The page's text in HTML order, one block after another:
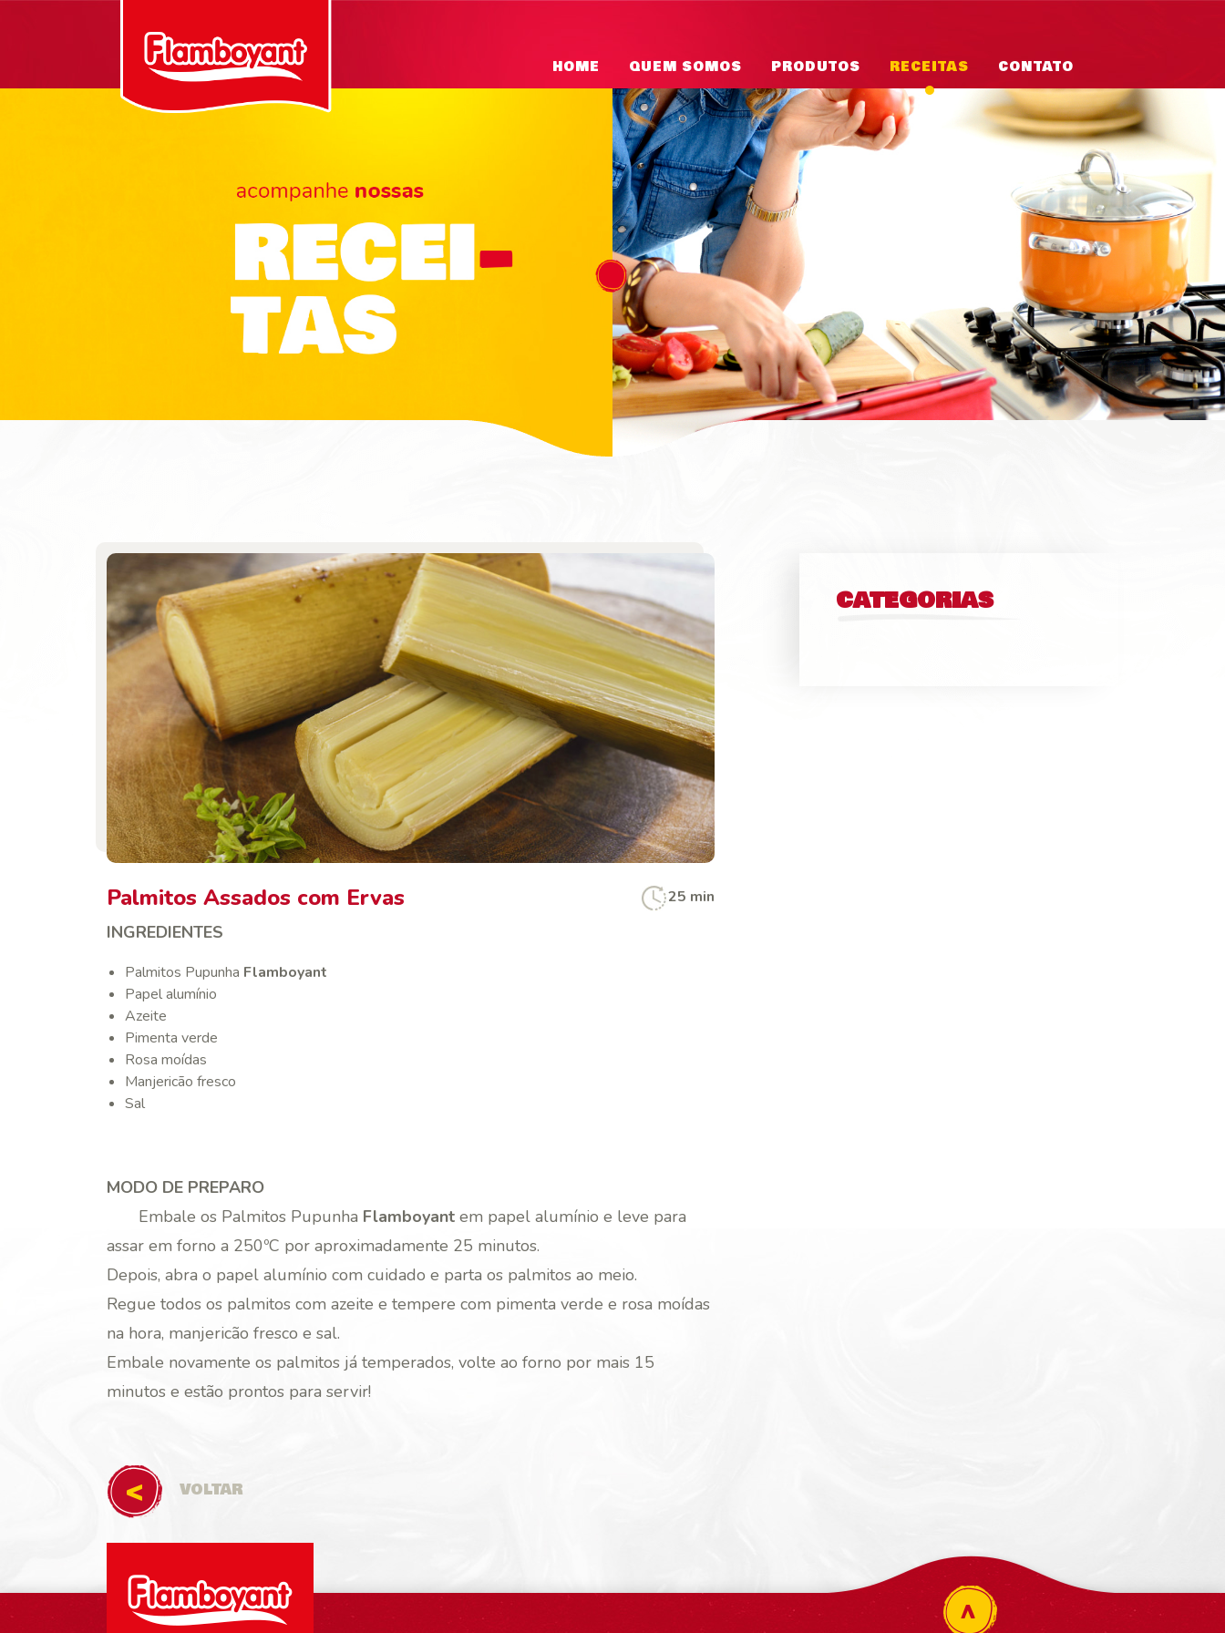
HOME QUEM SOMOS PRODUTOS RECEITAS CONTATO
Palmitos Assados com Ervas 25 min
INGREDIENTES
Palmitos Pupunha Flamboyant
Papel alumínio
Azeite
Pimenta verde
Rosa moídas
Manjericão fresco
Sal
MODO DE PREPARO
Embale os Palmitos Pupunha Flamboyant em papel alumínio e leve para
assar em forno a 250ºC por aproximadamente 25 minutos.
Depois, abra o papel alumínio com cuidado e parta os palmitos ao meio.
Regue todos os palmitos com azeite e tempere com pimenta verde e rosa moídas
na hora, manjericão fresco e sal.
Embale novamente os palmitos já temperados, volte ao forno por mais 15
minutos e estão prontos para servir!
VOLTAR
CATEGORIAS